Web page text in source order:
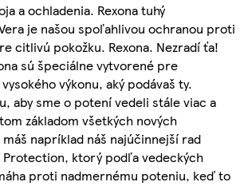
a ochladenia. Rexona tuhý
je našou spoľahlivou ochranou proti
citlivú pokožku. Rexona. Nezradí ťa!
sú špeciálne vytvorené pre
výkonu, aký podávaš ty.
aby sme o potení vedeli stále viac a
základom všetkých nových
napríklad náš najúčinnejší rad
Protection, ktorý podľa vedeckých
proti nadmernému poteniu, keď to